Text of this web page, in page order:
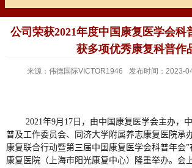
公司荣获2021年度中国康复医学会科
获多项优秀康复科普作
来源：伟德国际VICTOR1946 发布时间：2023-
2021年9月 17日，由中国康复医学会主办，
普及工作委员会、同济大学附属养志康复医院承
康复联合行动暨第三届中国康复医学会科普年会
康复医院（上海市阳光康复中心）隆重举办。会